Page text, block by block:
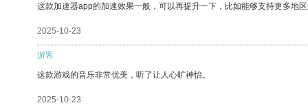
这款加速器app的加速效果一般，可以再提升一下，比如能够支持更多地区
2025-10-23
游客
这款游戏的音乐非常优美，听了让人心旷神怡。
2025-10-23